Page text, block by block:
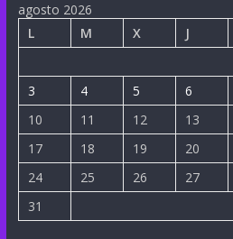
agosto 2026
L
M X J
3
4 5 6
10
11 12 13
17
18 19 20
24
25 26 27
31